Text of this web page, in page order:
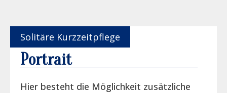
Solitäre Kurzzeitpflege
Portrait
Hier besteht die Möglichkeit zusätzliche